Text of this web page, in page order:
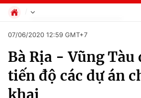
Chuyên mục
Chính trị
Xã hội
Pháp luật
Kinh tế
Thể thao
Truyền hình
07/06/2020 12:59 GMT+7
Bà Rịa - Vũng Tàu
tiến độ các dự án